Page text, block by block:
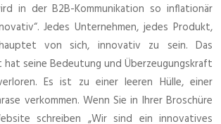
in der B2B-Kommunikation so inflationär
Jedes Unternehmen, jedes Produkt,
von sich, innovativ zu sein. Das
hat seine Bedeutung und Überzeugungskraft
Es ist zu einer leeren Hülle, einer
verkommen. Wenn Sie in Ihrer Broschüre
schreiben „Wir sind ein innovatives